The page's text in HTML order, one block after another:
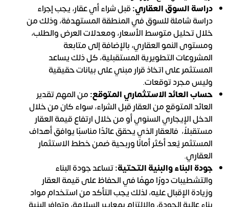
دراسة السوق العقاري:قبل شراء أي عقار، يجب إجراء
دراسة شاملة للسوق في المنطقة المستهدفة، وذلك من
خلال تحليل متوسط الأسعار، ومعدلات العرض والطلب،
ومستوى النمو العقاري، بالإضافة إلى متابعة
المشروعات التطويرية المستقبلية، كل ذلك يساعد
المستثمر على اتخاذ قرار مبني على بيانات حقيقية
وليس مجرد توقعات.
حساب العائد الاستثماري المتوقع:من المهم تقدير
العائد المتوقع من العقار قبل الشراء، سواء كان من خلال
الدخل الإيجاري السنوي أو من خلال ارتفاع قيمة العقار
مستقبلاً، فالعقار الذي يحقق عائدًا مناسبًا يوافق أهداف
المستثمر يُعد أكثر أمانًا وربحية ضمن خطط الاستثمار
العقاري.
جودة البناء والبنية التحتية:تساعد جودة البناء
والتشطيبات دورًا مهمًا في الحفاظ على قيمة العقار
وزيادة الإقبال عليه، لذلك يجب التأكد من استخدام مواد